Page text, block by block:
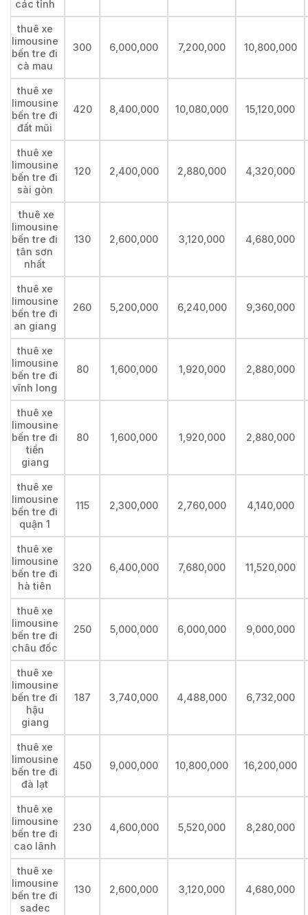
các tỉnh
thuê xe
limousine
bến tre đi
cà mau
300 6,000,000 7,200,000 10,800,000
thuê xe
limousine
bến tre đi
đất mũi
420 8,400,000 10,080,000 15,120,000
thuê xe
limousine
bến tre đi
sài gòn
120 2,400,000 2,880,000 4,320,000
thuê xe
limousine
bến tre đi
tân sơn
nhất
130 2,600,000 3,120,000 4,680,000
thuê xe
limousine
bến tre đi
an giang
260 5,200,000 6,240,000 9,360,000
thuê xe
limousine
bến tre đi
vĩnh long
80 1,600,000 1,920,000 2,880,000
thuê xe
limousine
bến tre đi
tiền
giang
80 1,600,000 1,920,000 2,880,000
thuê xe
limousine
bến tre đi
quận 1
115 2,300,000 2,760,000 4,140,000
thuê xe
limousine
bến tre đi
hà tiên
320 6,400,000 7,680,000 11,520,000
thuê xe
limousine
bến tre đi
châu đốc
250 5,000,000 6,000,000 9,000,000
thuê xe
limousine
bến tre đi
hậu
giang
187 3,740,000 4,488,000 6,732,000
thuê xe
limousine
bến tre đi
đà lạt
450 9,000,000 10,800,000 16,200,000
thuê xe
limousine
bến tre đi
cao lãnh
230 4,600,000 5,520,000 8,280,000
thuê xe
limousine
bến tre đi
sadec
130 2,600,000 3,120,000 4,680,000